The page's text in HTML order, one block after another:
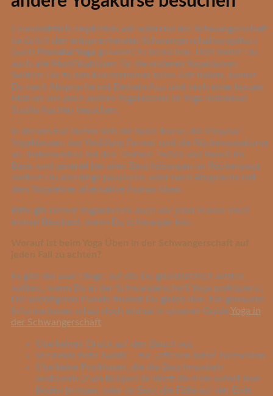
Grundsätzlich empfehlen wir während der Schwangerschaft
natürlich den entsprechenden Schwangerschaftsyogakurs
(auch Prenatal Yoga genannt) zu besuchen. Dort lernst Du
auch alle Modifikationen für die anderen Yogaklassen.
Solltest Du zu den Kursterminen keine Zeit haben, kannst
Du nach Absprache mit Deinem Arzt und nach einer kurzen
Mail an uns auc h andere Yogaklassen im Yoga Individual
Studio Aachen besuchen.
In diesem Fall bieten sich die Basic Kurse, dieVinyasa*
Yogaklassen, das Yin&Yang Format und die Rückenyogakurse
an. Insbesondere bei den Themen Twists und Bauch im
Basic und generell bei all en Bauchübungen im Rückenyoga
solltest Du allerdings pausieren, oder nach Absprache mit
dem Yogalehrer alternative Asanas üben.
Bitte gib Deiner Yogalehrerin auch vor jeder Klasse noch
einmal Bescheid, wenn Du schwanger bist.
Worauf ist beim Yoga Üben in der Schwangerschaft auf
jeden Fall zu achten?
Es gibt ein paar Dinge, auf die Du grundsätzlich achten
solltest, wenn Du in der Schwangerschaft Yoga praktizierst.
Die wichtigsten Punkte findest Du gleich hier. Für genauere
Informationen schau doch einmal in unseren GuideYoga in
der Schwangerschaft.
Übe keinen Druck auf den Bauch aus
Vermeide tiefe Twists – zur „offenen Seite“ hintwisten
Übe keine Positionen, die die Bauchmuskeln
ansteuern (Zum Beispiel im Brett die Knie sofort zum
Boden bringen, oder im Boot die Füße auf der Erde